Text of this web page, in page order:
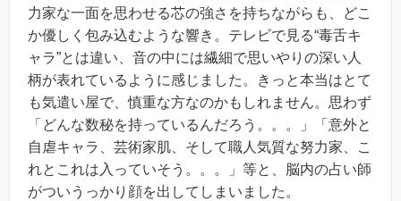
力家な一面を思わせる芯の強さを持ちながらも、どこ
か優しく包み込むような響き。テレビで見る“毒舌キ
ャラ”とは違い、音の中には繊細で思いやりの深い人
柄が表れているように感じました。きっと本当はとて
も気遣い屋で、慎重な方なのかもしれません。思わず
「どんな数秘を持っているんだろう。。。」「意外と
自虐キャラ、芸術家肌、そして職人気質な努力家、こ
れとこれは入っていそう。。。」等と、脳内の占い師
がついうっかり顔を出してしまいました。